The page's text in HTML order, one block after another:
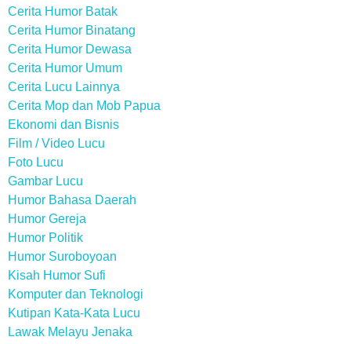
Cerita Humor Batak
Cerita Humor Binatang
Cerita Humor Dewasa
Cerita Humor Umum
Cerita Lucu Lainnya
Cerita Mop dan Mob Papua
Ekonomi dan Bisnis
Film / Video Lucu
Foto Lucu
Gambar Lucu
Humor Bahasa Daerah
Humor Gereja
Humor Politik
Humor Suroboyoan
Kisah Humor Sufi
Komputer dan Teknologi
Kutipan Kata-Kata Lucu
Lawak Melayu Jenaka